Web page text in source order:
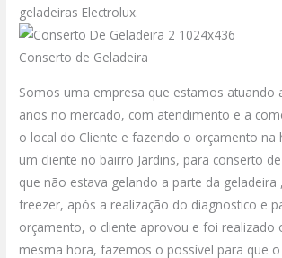
geladeiras Electrolux.
Conserto de Geladeira
Somos uma empresa que estamos atuando
anos no mercado, com atendimento e a
o local do Cliente e fazendo o orçamento na
um cliente no bairro Jardins, para conserto
que não estava gelando a parte da geladeira
freezer, após a realização do diagnostico e
orçamento, o cliente aprovou e foi realizado
mesma hora, fazemos o possível para que o